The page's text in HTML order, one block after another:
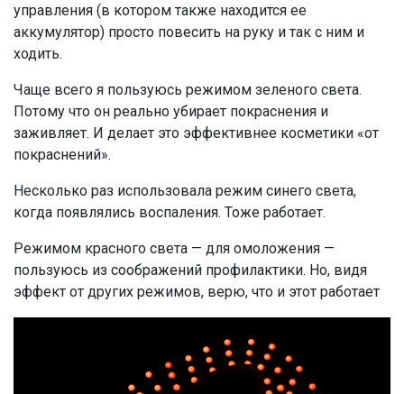
управления (в котором также находится ее
аккумулятор) просто повесить на руку и так с ним и
ходить.
Чаще всего я пользуюсь режимом зеленого света.
Потому что он реально убирает покраснения и
заживляет. И делает это эффективнее косметики «от
покраснений».
Несколько раз использовала режим синего света,
когда появлялись воспаления. Тоже работает.
Режимом красного света — для омоложения —
пользуюсь из соображений профилактики. Но, видя
эффект от других режимов, верю, что и этот работает